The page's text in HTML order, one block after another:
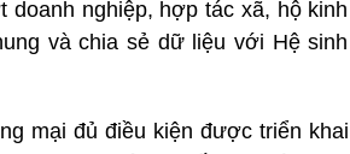
nghiệp, hợp tác xã, hộ kinh
và chia sẻ dữ liệu với Hệ sinh
mại đủ điều kiện được triển khai